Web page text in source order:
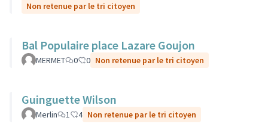
Non retenue par le tri citoyen
Bal Populaire place Lazare Goujon
MERMET 0 0 Non retenue par le tri citoyen
Guinguette Wilson
Merlin 1 4 Non retenue par le tri citoyen